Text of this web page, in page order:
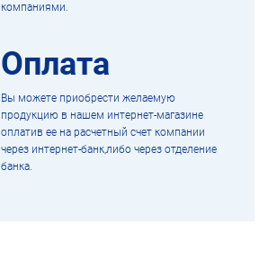
компаниями.
Оплата
Вы можете приобрести желаемую
продукцию в нашем интернет-магазине
оплатив ее на расчетный счет компании
через интернет-банк,либо через отделение
банка.